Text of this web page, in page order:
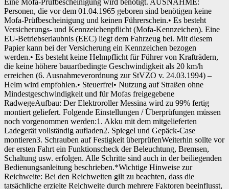
Eine Mofa-Prüfbescheinigung wird benötigt. AUSNAHME:
Personen, die vor dem 01.04.1965 geboren sind benötigen keine
Mofa-Prüfbescheinigung und keinen Führerschein.• Es besteht
Versicherungs- und Kennzeichenpflicht (Mofa-Kennzeichen). Eine
EU-Betriebserlaubnis (EEC) liegt dem Fahrzeug bei. Mit diesem
Papier kann bei der Versicherung ein Kennzeichen bezogen
werden.• Es besteht keine Helmpflicht für Führer von Krafträdern,
die keine höhere bauartbedingte Geschwindigkeit als 20 km/h
erreichen (6. Ausnahmeverordnung zur StVZO v. 24.03.1994) –
Helm wird empfohlen.• Steuerfrei• Nutzung auf Straßen ohne
Mindestgeschwindigkeit und für Mofas freigegebene
RadwegeAufbau: Der Elektroroller Messina wird zu 99% fertig
montiert geliefert. Folgende Einstellungen / Überprüfungen müssen
noch vorgenommen werden:1. Akku mit dem mitgelieferten
Ladegerät vollständig aufladen2. Spiegel und Gepäck-Case
montieren3. Schrauben auf Festigkeit überprüfenWeiterhin sollte vor
der ersten Fahrt ein Funktionscheck der Beleuchtung, Bremsen,
Schaltung usw. erfolgen. Alle Schritte sind auch in der beiliegenden
Bedienungsanleitung beschrieben.*Wichtige Hinweise zur
Reichweite: Bei den Reichweiten gilt zu beachten, dass die
tatsächliche erzielte Reichweite durch mehrere Faktoren beeinflusst,